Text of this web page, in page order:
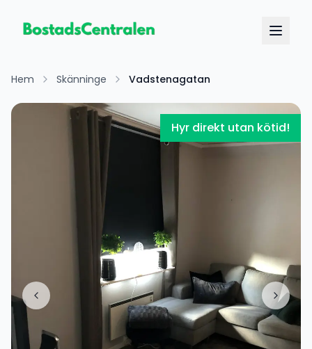
Hem Skänninge Vadstenagatan
Hyr direkt utan kötid!